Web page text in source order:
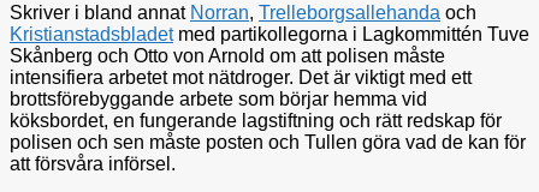
Skriver i bland annat Norran, Trelleborgsallehanda och
Kristianstadsbladetmed partikollegorna i Lagkommittén Tuve
Skånberg och Otto von Arnold om att polisen måste
intensifiera arbetet mot nätdroger. Det är viktigt med ett
brottsförebyggande arbete som börjar hemma vid
köksbordet, en fungerande lagstiftning och rätt redskap för
polisen och sen måste posten och Tullen göra vad de kan för
att försvåra införsel.